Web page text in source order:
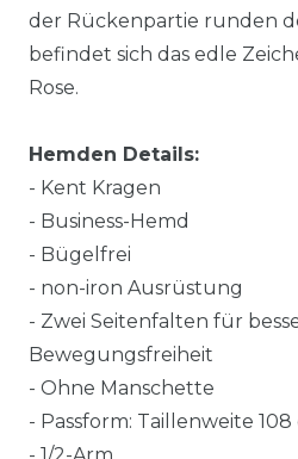
der Rückenpartie runden
befindet sich das edle
Rose.
Hemden Details:
- Kent Kragen
- Business-Hemd
- Bügelfrei
- non-iron Ausrüstung
- Zwei Seitenfalten für
Bewegungsfreiheit
- Ohne Manschette
- Passform: Taillenweite